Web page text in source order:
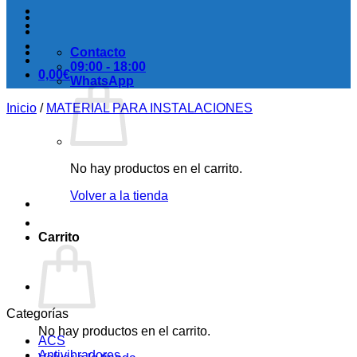
0,00€
No hay productos en el carrito.
Volver a la tienda
Carrito
No hay productos en el carrito.
Contacto
09:00 - 18:00
WhatsApp
Inicio / MATERIAL PARA INSTALACIONES
Categorías
ACS